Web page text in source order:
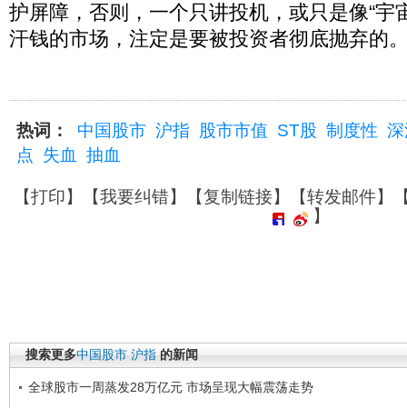
护屏障，否则，一个只讲投机，或只是像“宇
汗钱的市场，注定是要被投资者彻底抛弃的
热词： 中国股市 沪指 股市市值 ST股 制度性
点
失血 抽血
【打印】【我要纠错】【复制链接】【转发邮件】
】
搜索更多中国股市 沪指 的新闻
全球股市一周蒸发28万亿元 市场呈现大幅震荡走势